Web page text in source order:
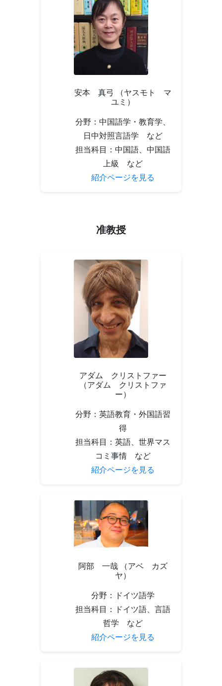
安本 真弓 （ヤスモト マ
ユミ）
分野：中国語学・教育学、
日中対照言語学 など
担当科目：中国語、中国語
上級 など
紹介ページを見る
准教授
アダム クリストファー
（アダム クリストファ
ー）
分野：英語教育・外国語習
得
担当科目：英語、世界マス
コミ事情 など
紹介ページを見る
阿部 一哉 （アベ カズ
ヤ）
分野：ドイツ語学
担当科目：ドイツ語、言語
哲学 など
紹介ページを見る